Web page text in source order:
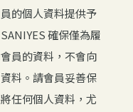
的個人資料提供予
確保僅為履
員的資料，不會向
料。請會員妥善保
任何個人資料，尤